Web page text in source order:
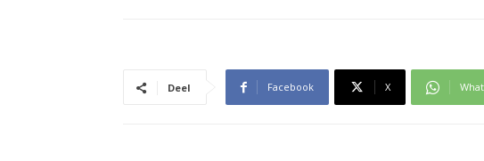
Deel Facebook X